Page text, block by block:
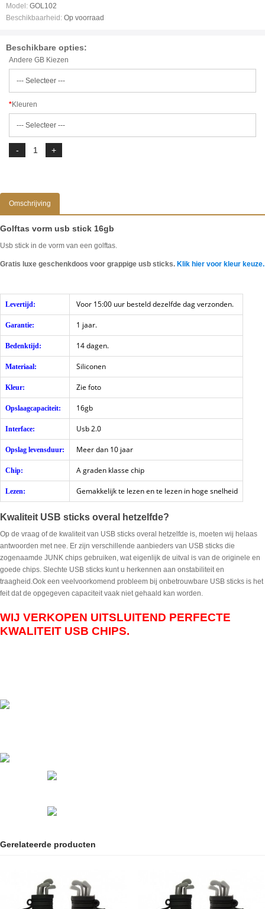
Model: GOL102
Beschikbaarheid: Op voorraad
Beschikbare opties:
Andere GB Kiezen
Kleuren
Omschrijving
Golftas vorm usb stick 16gb
Usb stick in de vorm van een golftas.
Gratis luxe geschenkdoos voor grappige usb sticks. Klik hier voor kleur keuze.
Levertijd: Voor 15:00 uur besteld dezelfde dag verzonden.
Garantie: 1 jaar.
Bedenktijd: 14 dagen.
Materiaal: Siliconen
Kleur: Zie foto
Opslaagcapaciteit: 16gb
Interface: Usb 2.0
Opslag levensduur: Meer dan 10 jaar
Chip: A graden klasse chip
Lezen: Gemakkelijk te lezen en te lezen in hoge snelheid
Kwaliteit USB sticks overal hetzelfde?
Op de vraag of de kwaliteit van USB sticks overal hetzelfde is, moeten wij helaas
antwoorden met nee. Er zijn verschillende aanbieders van USB sticks die
zogenaamde JUNK chips gebruiken, wat eigenlijk de uitval is van de originele en
goede chips. Slechte USB sticks kunt u herkennen aan onstabiliteit en
traagheid.Ook een veelvoorkomend probleem bij onbetrouwbare USB sticks is het
feit dat de opgegeven capaciteit vaak niet gehaald kan worden.
WIJ VERKOPEN UITSLUITEND PERFECTE
KWALITEIT USB CHIPS.
Gerelateerde producten